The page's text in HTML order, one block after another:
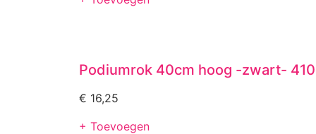
Podiumrok 40cm hoog -zwart-
€ 16,25
+ Toevoegen